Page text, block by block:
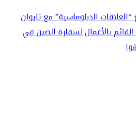
الدبلوماسية” مع تايوان
بالأعمال لسفارة الصين في